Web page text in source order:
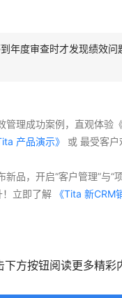
年度审查时才发现绩效问
产品演示》 或 最受客户
！立即了解 《Tita 新CRM
下方按钮阅读更多精彩